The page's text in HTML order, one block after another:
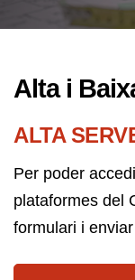
Alta i
ALTA
Per poder
plataformes del
formulari i